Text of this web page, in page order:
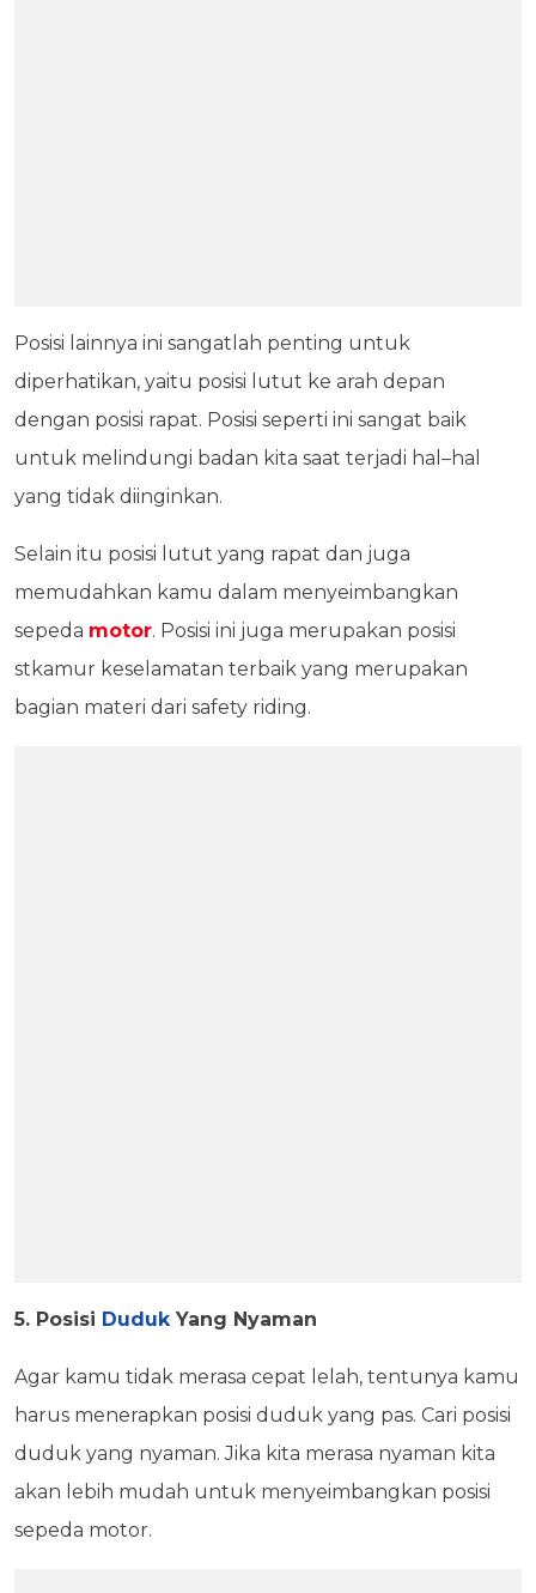
Posisi lainnya ini sangatlah penting untuk
diperhatikan, yaitu posisi lutut ke arah depan
dengan posisi rapat. Posisi seperti ini sangat baik
untuk melindungi badan kita saat terjadi hal–hal
yang tidak diinginkan.
Selain itu posisi lutut yang rapat dan juga
memudahkan kamu dalam menyeimbangkan
sepeda motor. Posisi ini juga merupakan posisi
stkamur keselamatan terbaik yang merupakan
bagian materi dari safety riding.
5. Posisi DudukYang Nyaman
Agar kamu tidak merasa cepat lelah, tentunya kamu
harus menerapkan posisi duduk yang pas. Cari posisi
duduk yang nyaman. Jika kita merasa nyaman kita
akan lebih mudah untuk menyeimbangkan posisi
sepeda motor.